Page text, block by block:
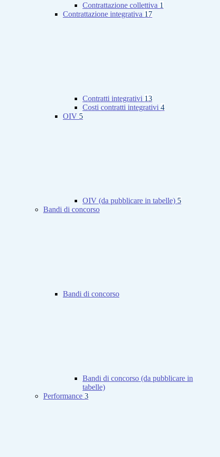
Contrattazione collettiva 1
Contrattazione integrativa 17
Contratti integrativi 13
Costi contratti integrativi 4
OIV 5
OIV (da pubblicare in tabelle) 5
Bandi di concorso
Bandi di concorso
Bandi di concorso (da pubblicare in
tabelle)
Performance 3